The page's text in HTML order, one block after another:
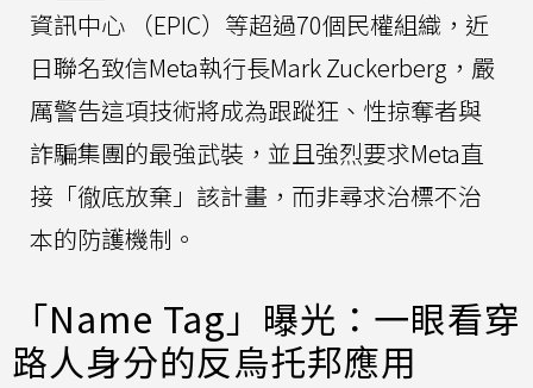
資訊中心 （EPIC）等超過70個民權組織，近
日聯名致信Meta執行長Mark Zuckerberg，嚴
厲警告這項技術將成為跟蹤狂、性掠奪者與
詐騙集團的最強武裝，並且強烈要求Meta直
接「徹底放棄」該計畫，而非尋求治標不治
本的防護機制。
「Name Tag」曝光：一眼看穿
路人身分的反烏托邦應用